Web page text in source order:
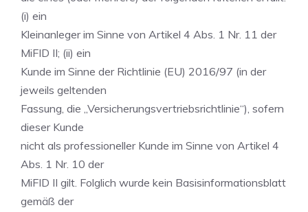
(i) ein
Kleinanleger im Sinne von Artikel 4 Abs. 1 Nr. 11 der
MiFID II; (ii) ein
Kunde im Sinne der Richtlinie (EU) 2016/97 (in der
jeweils geltenden
Fassung, die „Versicherungsvertriebsrichtlinie“), sofern
dieser Kunde
nicht als professioneller Kunde im Sinne von Artikel 4
Abs. 1 Nr. 10 der
MiFID II gilt. Folglich wurde kein Basisinformationsblatt
gemäß der